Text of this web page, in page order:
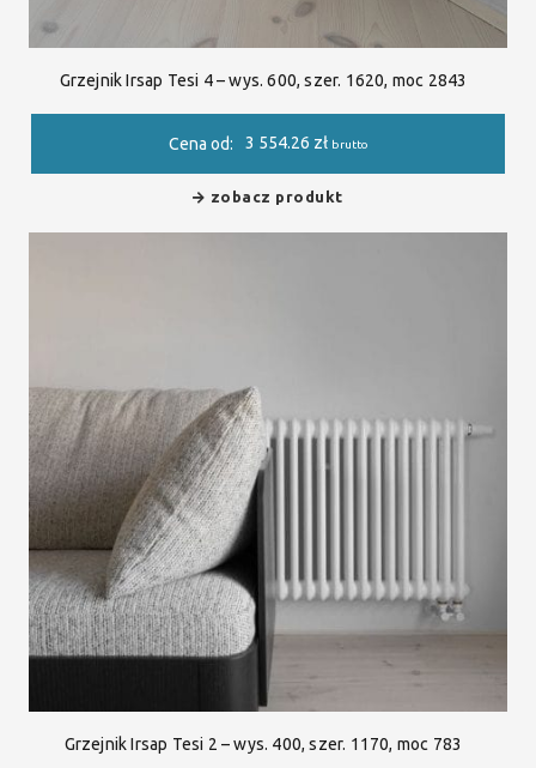
Grzejnik Irsap Tesi 4 – wys. 600, szer. 1620, moc 2843
Cena od: 3 554.26 zł brutto
zobacz produkt
Grzejnik Irsap Tesi 2 – wys. 400, szer. 1170, moc 783